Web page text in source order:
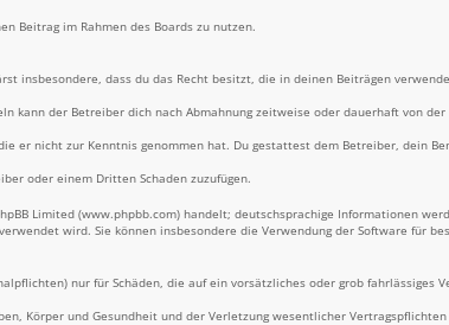
Beitrag im Rahmen des Boards zu nutzen.
insbesondere, dass du das Recht besitzt, die in deinen Beiträgen
kann der Betreiber dich nach Abmahnung zeitweise oder dauerhaft von
nicht zur Kenntnis genommen hat. Du gestattest dem Betreiber, dein
oder einem Dritten Schaden zuzufügen.
Limited (www.phpbb.com) handelt; deutschsprachige Informationen
wird. Sie können insbesondere die Verwendung der Software für
nur für Schäden, die auf ein vorsätzliches oder grob fahrlässiges
Körper und Gesundheit und der Verletzung wesentlicher